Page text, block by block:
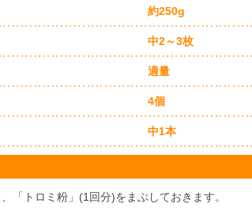
約250g
中2～3枚
適量
4個
中1本
「トロミ粉」(1回分)をまぶしておきます。